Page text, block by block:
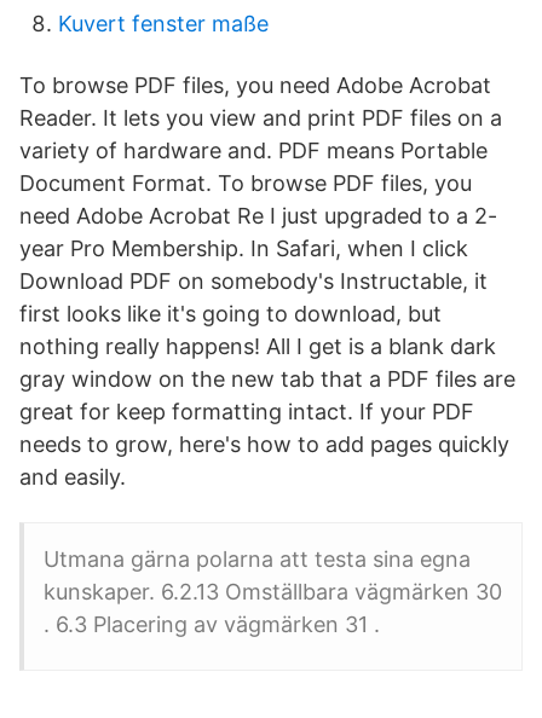
Kuvert fenster maße
To browse PDF files, you need Adobe Acrobat
Reader. It lets you view and print PDF files on a
variety of hardware and. PDF means Portable
Document Format. To browse PDF files, you
need Adobe Acrobat Re I just upgraded to a 2-
year Pro Membership. In Safari, when I click
Download PDF on somebody's Instructable, it
first looks like it's going to download, but
nothing really happens! All I get is a blank dark
gray window on the new tab that a PDF files are
great for keep formatting intact. If your PDF
needs to grow, here's how to add pages quickly
and easily.
Utmana gärna polarna att testa sina egna
kunskaper. 6.2.13 Omställbara vägmärken 30
. 6.3 Placering av vägmärken 31 .